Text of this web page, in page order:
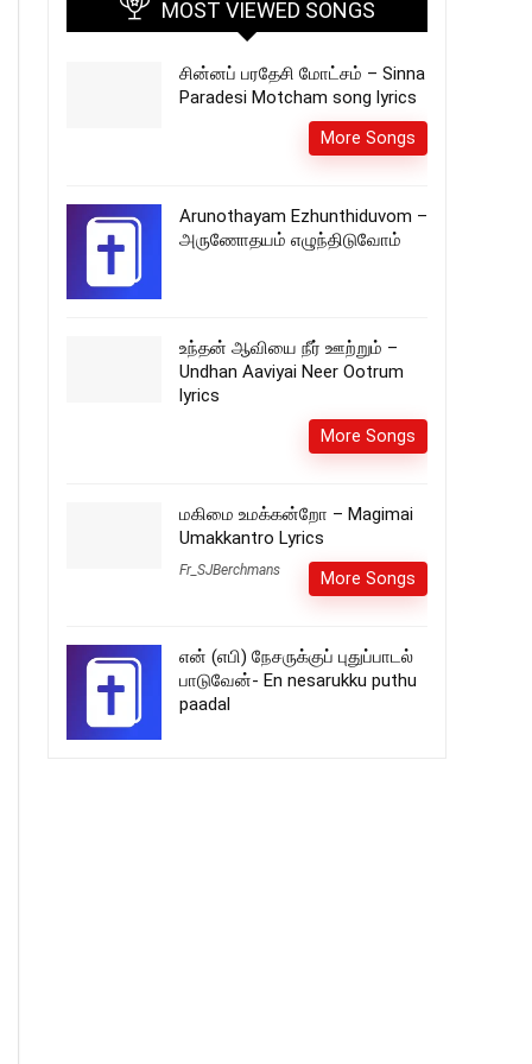
MOST VIEWED SONGS
சின்னப் பரதேசி மோட்சம் – Sinna
Paradesi Motcham song lyrics
More Songs
Arunothayam Ezhunthiduvom –
அருணோதயம் எழுந்திடுவோம்
உந்தன் ஆவியை நீர் ஊற்றும் –
Undhan Aaviyai Neer Ootrum
lyrics
More Songs
மகிமை உமக்கன்றோ – Magimai
Umakkantro Lyrics
Fr_SJBerchmans More Songs
என் (எபி) நேசருக்குப் புதுப்பாடல்
பாடுவேன்- En nesarukku puthu
paadal